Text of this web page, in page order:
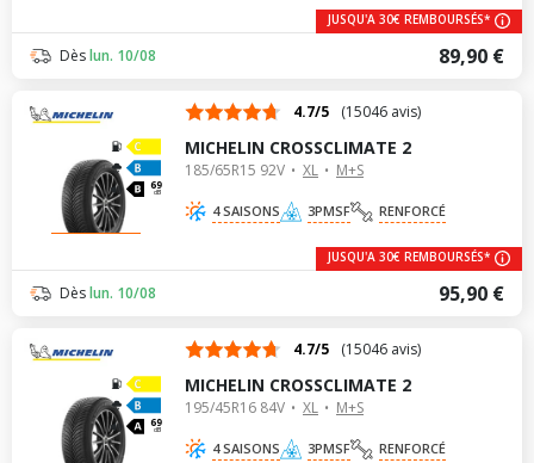
89,90 €
Dèslun. 10/08
JUSQU'A 30€ REMBOURSÉS*
69
dB
4.7/5 (15046 avis)
MICHELIN CROSSCLIMATE 2
185/65R15 92V XL M+S
4 SAISONS 3PMSF RENFORCÉ
95,90 €
Dèslun. 10/08
JUSQU'A 30€ REMBOURSÉS*
69
dB
4.7/5 (15046 avis)
MICHELIN CROSSCLIMATE 2
195/45R16 84V XL M+S
4 SAISONS 3PMSF RENFORCÉ